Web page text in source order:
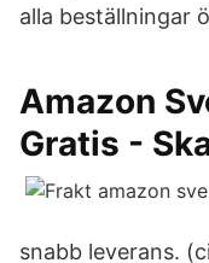
alla beställningar
Amazon
Gratis -
snabb leverans.